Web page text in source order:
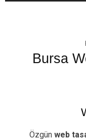
Bursa
Özgün web